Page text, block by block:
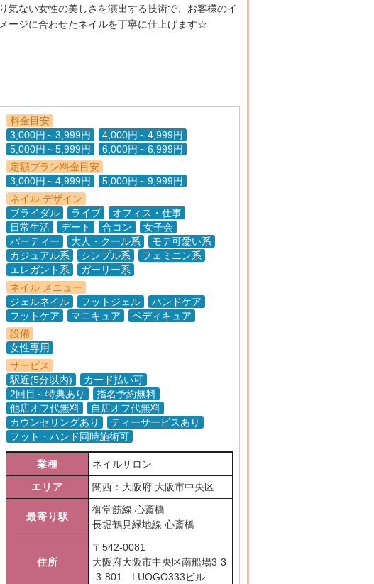
り気ない女性の美しさを演出する技術で、お客様のイ
メージに合わせたネイルを丁寧に仕上げます☆
料金目安
3,000円～3,999円
4,000円～4,999円
5,000円～5,999円
6,000円～6,999円
定額プラン料金目安
3,000円～4,999円
5,000円～9,999円
ネイル デザイン
ブライダル
ライブ
オフィス・仕事
日常生活
デート 合コン
女子会
パーティー
大人・クール系
モテ可愛い系
カジュアル系
シンプル系
フェミニン系
エレガント系
ガーリー系
ネイル メニュー
ジェルネイル
フットジェル
ハンドケア
フットケア
マニキュア
ペディキュア
設備
女性専用
サービス
駅近(5分以内)
カード払い可
2回目～特典あり
指名予約無料
他店オフ代無料
自店オフ代無料
カウンセリングあり
ティーサービスあり
フット・ハンド同時施術可
業種
ネイルサロン
エリア
関西：大阪府 大阪市中央区
最寄り駅
御堂筋線 心斎橋
長堀鶴見緑地線 心斎橋
住所
〒 542-0081
大阪府大阪市中央区南船場3-3
-3-801 LUOGO333ビル